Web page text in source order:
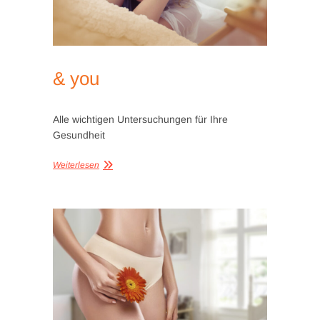
& you
Alle wichtigen Untersuchungen für Ihre
Gesundheit
Weiterlesen